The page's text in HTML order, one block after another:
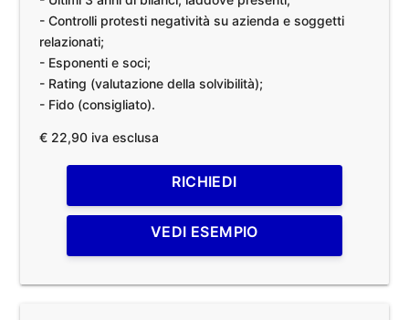
- Controlli protesti negatività su azienda e soggetti
relazionati;
- Esponenti e soci;
- Rating (valutazione della solvibilità);
- Fido (consigliato).
€ 22,90 iva esclusa
RICHIEDI
VEDI ESEMPIO